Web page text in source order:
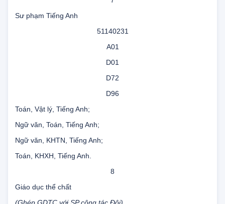
Toán, Vật lý, Tiếng Anh;
Ngữ văn, Toán, Tiếng Anh;
Ngữ văn, KHTN, Tiếng Anh;